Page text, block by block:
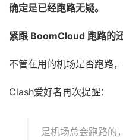
确定是已经跑路无疑。
紧跟 BoomCloud 跑路的
不管在用的机场是否跑路
Clash爱好者再次提醒：
是机场总会跑路的